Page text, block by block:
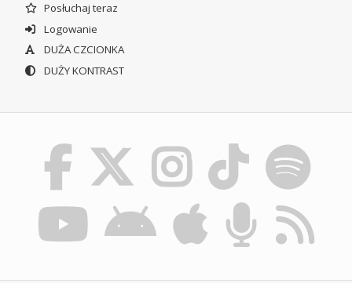
Posłuchaj teraz
Logowanie
DUŻA CZCIONKA
DUŻY KONTRAST